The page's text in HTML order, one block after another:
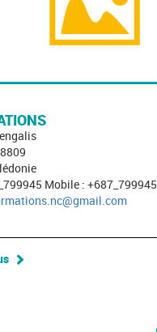
Mobile : +687_799945